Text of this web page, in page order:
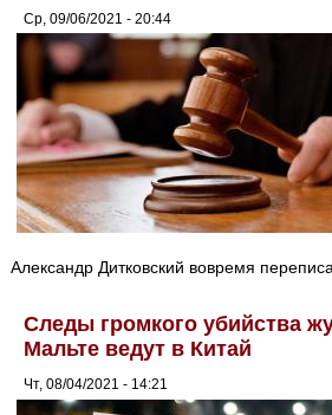
Ср, 09/06/2021 - 20:44
Александр Дитковский вовремя
Следы громкого убийства
Мальте ведут в Китай
Чт, 08/04/2021 - 14:21